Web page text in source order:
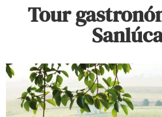
Tour